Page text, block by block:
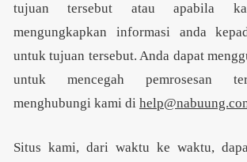
tujuan tersebut atau apabila
mengungkapkan informasi anda
untuk tujuan tersebut. Anda dapat
untuk mencegah pemrosesan
menghubungi kami di
Situs kami, dari waktu ke waktu,